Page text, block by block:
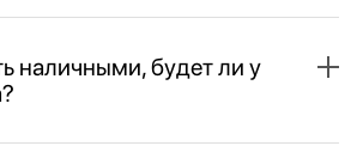
наличными, будет ли у